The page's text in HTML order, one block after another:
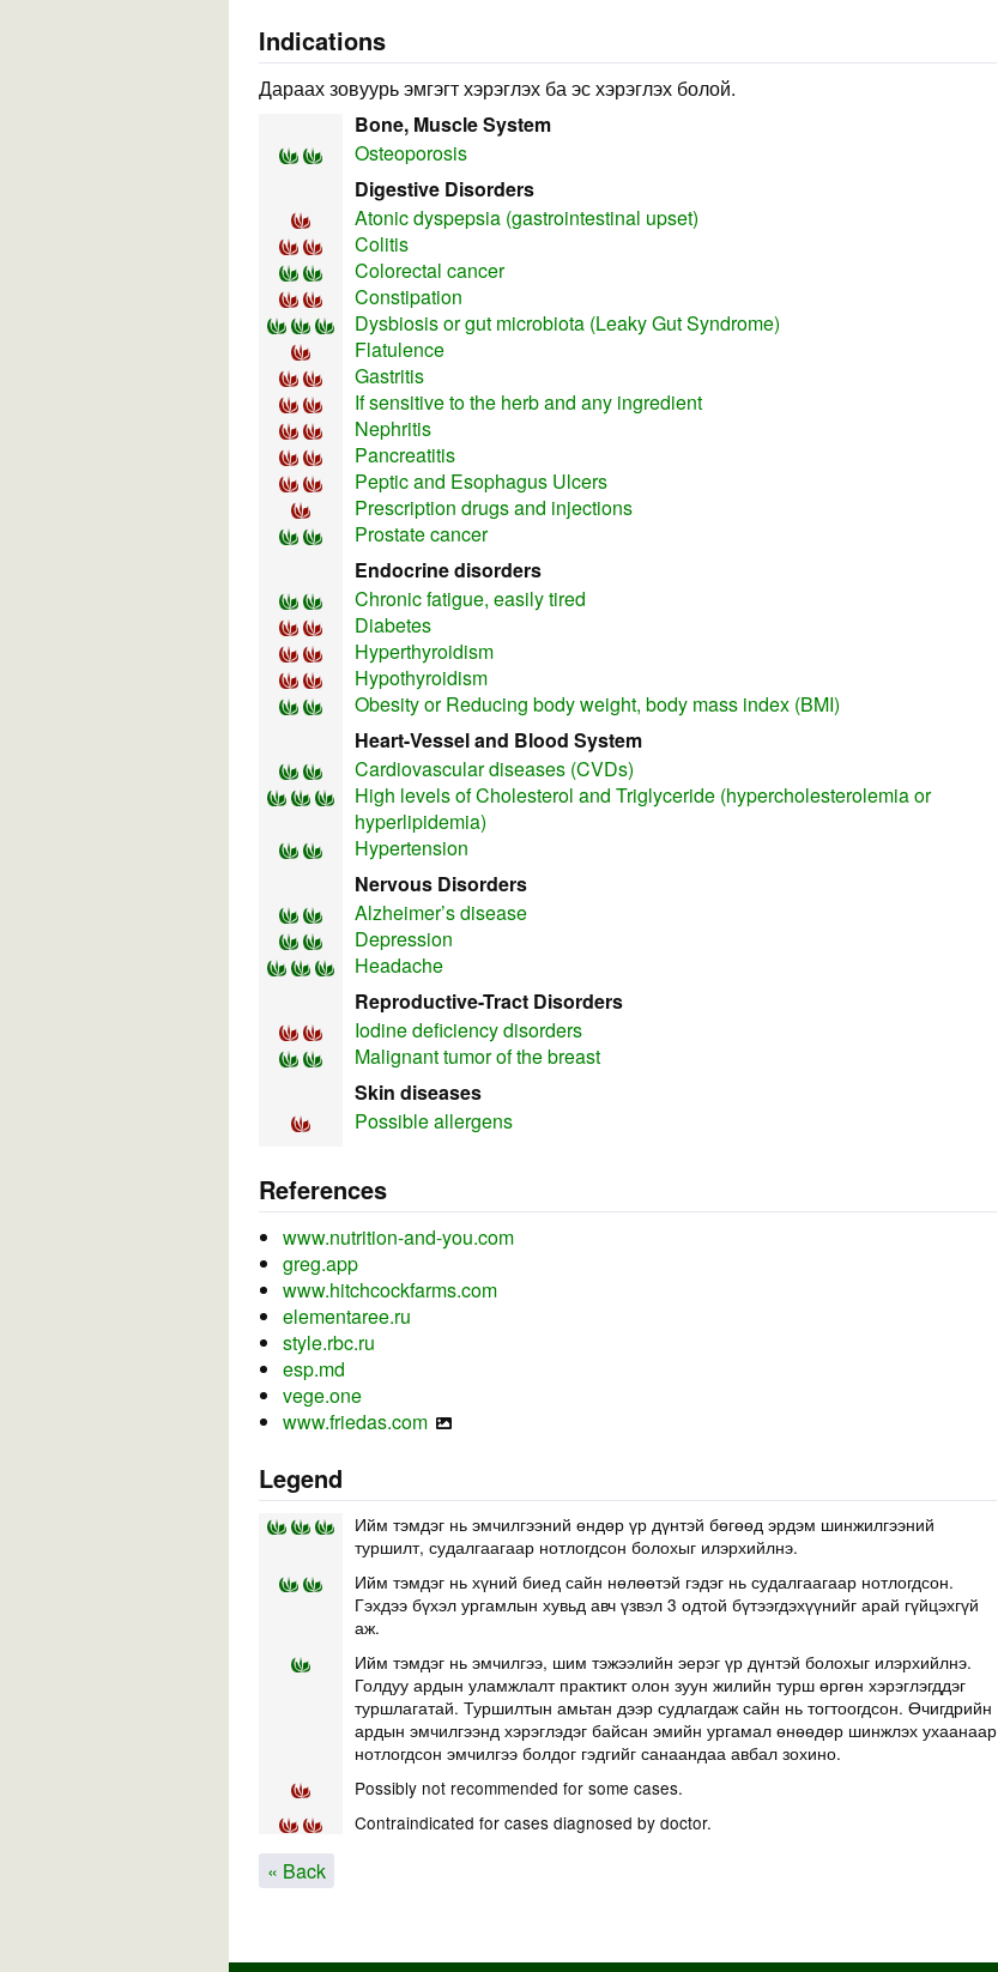
Indications
Дараах зовуурь эмгэгт хэрэглэх ба эс хэрэглэх болой.
Bone, Muscle System
Osteoporosis
Digestive Disorders
Atonic dyspepsia (gastrointestinal upset)
Colitis
Colorectal cancer
Constipation
Dysbiosis or gut microbiota (Leaky Gut Syndrome)
Flatulence
Gastritis
If sensitive to the herb and any ingredient
Nephritis
Pancreatitis
Peptic and Esophagus Ulcers
Prescription drugs and injections
Prostate cancer
Endocrine disorders
Chronic fatigue, easily tired
Diabetes
Hyperthyroidism
Hypothyroidism
Obesity or Reducing body weight, body mass index (BMI)
Heart-Vessel and Blood System
Cardiovascular diseases (CVDs)
High levels of Cholesterol and Triglyceride (hypercholesterolemia or
hyperlipidemia)
Hypertension
Nervous Disorders
Alzheimer’s disease
Depression
Headache
Reproductive-Tract Disorders
Iodine deficiency disorders
Malignant tumor of the breast
Skin diseases
Possible allergens
References
www.nutrition-and-you.com
greg.app
www.hitchcockfarms.com
elementaree.ru
style.rbc.ru
esp.md
vege.one
www.friedas.com
Legend
Ийм тэмдэг нь эмчилгээний өндөр үр дүнтэй бөгөөд эрдэм шинжилгээний
туршилт, судалгаагаар нотлогдсон болохыг илэрхийлнэ.
Ийм тэмдэг нь хүний биед сайн нөлөөтэй гэдэг нь судалгаагаар нотлогдсон.
Гэхдээ бүхэл ургамлын хувьд авч үзвэл 3 одтой бүтээгдэхүүнийг арай гүйцэхгүй
аж.
Ийм тэмдэг нь эмчилгээ, шим тэжээлийн эерэг үр дүнтэй болохыг илэрхийлнэ.
Голдуу ардын уламжлалт практикт олон зуун жилийн турш өргөн хэрэглэгддэг
туршлагатай. Туршилтын амьтан дээр судлагдаж сайн нь тогтоогдсон. Өчигдрийн
ардын эмчилгээнд хэрэглэдэг байсан эмийн ургамал өнөөдөр шинжлэх ухаанаар
нотлогдсон эмчилгээ болдог гэдгийг санаандаа авбал зохино.
Possibly not recommended for some cases.
Contraindicated for cases diagnosed by doctor.
« Back